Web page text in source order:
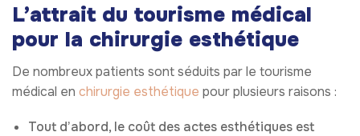
L’attrait du tourisme médical
pour la chirurgie esthétique
De nombreux patients sont séduits par le tourisme
médical en chirurgie esthétique pour plusieurs raisons :
Tout d’abord, le coût des actes esthétiques est